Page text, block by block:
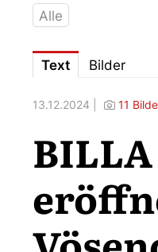
BIPA
Downloads
Fotos – Vorstand
Kontakt
Alle
Text Bilder
13.12.2024 | 11